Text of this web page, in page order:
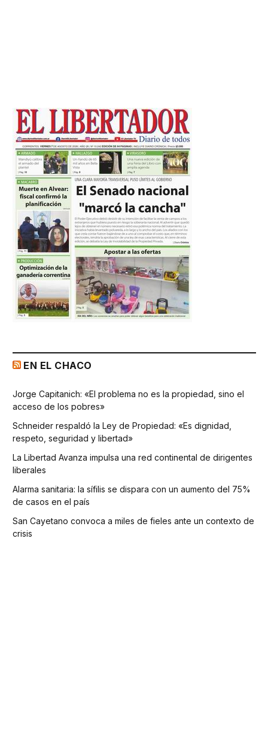
EN EL CHACO
Jorge Capitanich: «El problema no es la propiedad, sino el
acceso de los pobres»
Schneider respaldó la Ley de Propiedad: «Es dignidad,
respeto, seguridad y libertad»
La Libertad Avanza impulsa una red continental de dirigentes
liberales
Alarma sanitaria: la sífilis se dispara con un aumento del 75%
de casos en el país
San Cayetano convoca a miles de fieles ante un contexto de
crisis